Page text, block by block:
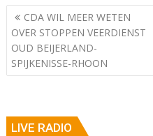
Berichtnavigatie
CDA WIL MEER WETEN
OVER STOPPEN VEERDIENST
OUD BEIJERLAND-
SPIJKENISSE-RHOON
LIVE RADIO